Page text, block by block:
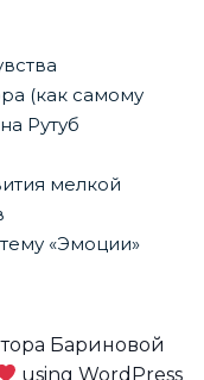
(как самому
Рутуб
мелкой
«Эмоции»
Бариновой
using WordPress